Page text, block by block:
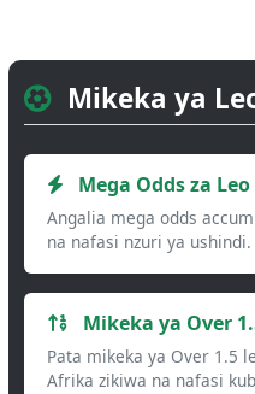
Mikeka ya
Mega Odds za
Angalia mega odds
na nafasi nzuri ya ushindi.
Mikeka ya Over
Pata mikeka ya Over 1.5
Afrika zikiwa na nafasi